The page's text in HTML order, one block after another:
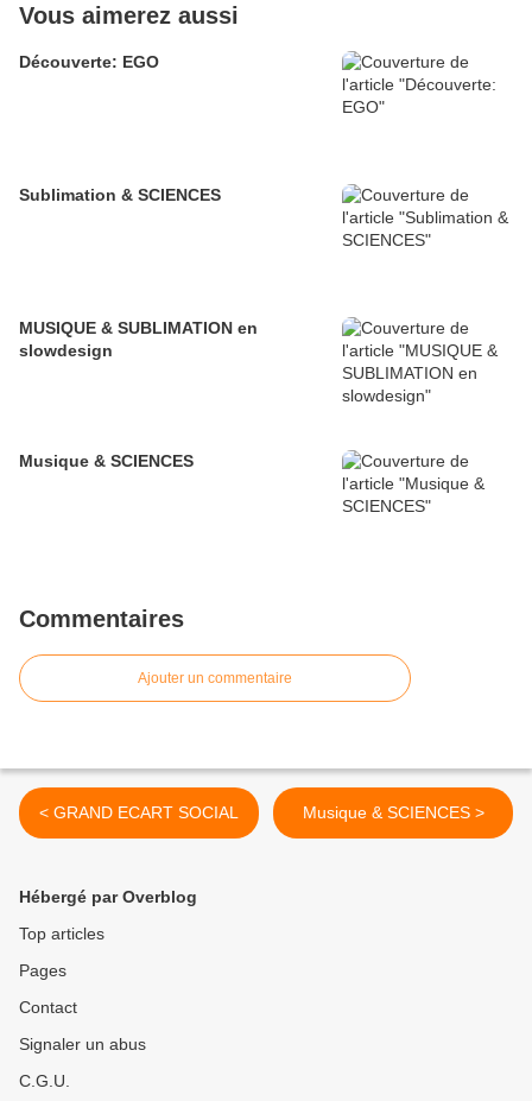
Vous aimerez aussi
Découverte: EGO
Sublimation & SCIENCES
MUSIQUE & SUBLIMATION en
slowdesign
Musique & SCIENCES
Commentaires
Ajouter un commentaire
< GRAND ECART SOCIAL Musique & SCIENCES >
Hébergé par Overblog
Top articles
Pages
Contact
Signaler un abus
C.G.U.